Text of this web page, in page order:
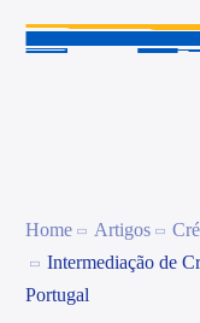
Home Artigos
Intermediação de
Portugal